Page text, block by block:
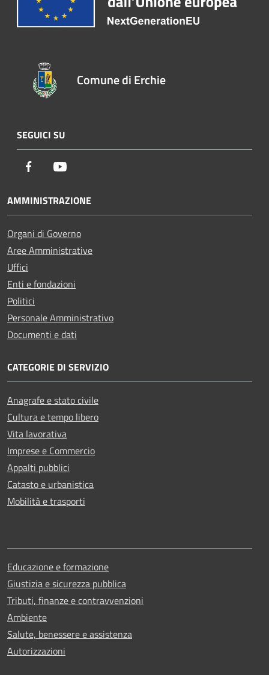
Comune di Erchie
SEGUICI SU
Facebook
AMMINISTRAZIONE
Organi di Governo
Aree Amministrative
Uffici
Enti e fondazioni
Politici
Personale Amministrativo
Documenti e dati
CATEGORIE DI SERVIZIO
Anagrafe e stato civile
Cultura e tempo libero
Vita lavorativa
Imprese e Commercio
Appalti pubblici
Catasto e urbanistica
Mobilità e trasporti
Educazione e formazione
Giustizia e sicurezza pubblica
Tributi, finanze e contravvenzioni
Ambiente
Salute, benessere e assistenza
Autorizzazioni